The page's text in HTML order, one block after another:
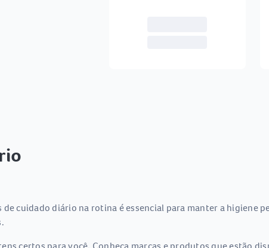
cuidado diário na rotina é essencial para manter a higiene
certos para você. Conheça marcas e produtos que estão